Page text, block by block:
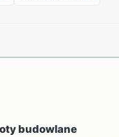
budowlane